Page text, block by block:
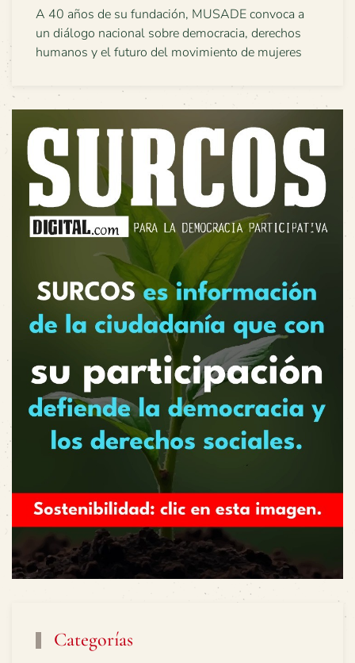
A 40 años de su fundación, MUSADE convoca a
un diálogo nacional sobre democracia, derechos
humanos y el futuro del movimiento de mujeres
Categorías